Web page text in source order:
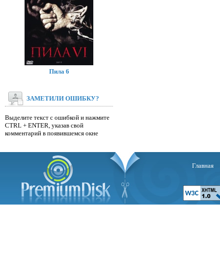
Пила 6
ЗАМЕТИЛИ ОШИБКУ?
Выделите текст с ошибкой и нажмите
CTRL + ENTER, указав свой
комментарий в появившемся окне
Главная